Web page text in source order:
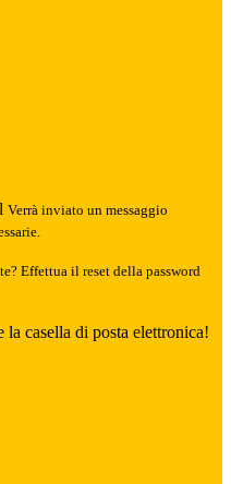
Verrà inviato un messaggio
Effettua il reset della password
casella di posta elettronica!